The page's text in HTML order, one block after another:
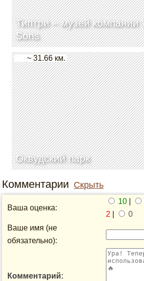
Типтри – музей компании
Sons
Оквудский парк
~ 31.66 км.
Комментарии Скрыть
Ваша оценка:
10
2
0
Ваше имя (не
обязательно):
Комментарий: